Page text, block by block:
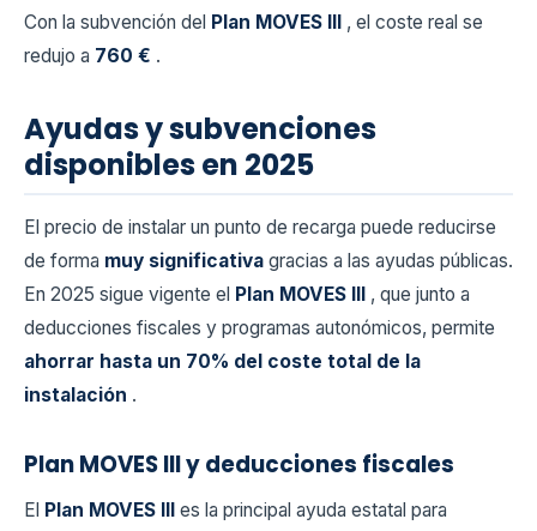
Con la subvención del Plan MOVES III , el coste real se
redujo a 760 € .
Ayudas y subvenciones
disponibles en 2025
El precio de instalar un punto de recarga puede reducirse
de forma muy significativa gracias a las ayudas públicas.
En 2025 sigue vigente el Plan MOVES III , que junto a
deducciones fiscales y programas autonómicos, permite
ahorrar hasta un 70% del coste total de la
instalación .
Plan MOVES III y deducciones fiscales
El Plan MOVES III es la principal ayuda estatal para